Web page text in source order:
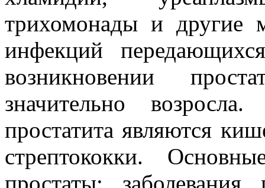
трихомонады и другие
инфекций
возникновении
значительно
простатита являются
стрептококки.
простаты: